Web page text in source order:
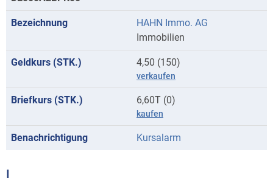
HAHN Immo. AG
Immobilien
4,50 (150)
verkaufen
6,60T (0)
kaufen
Kursalarm
I